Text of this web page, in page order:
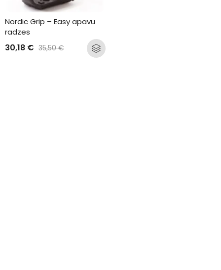
Nordic Grip – Easy apavu
radzes
30,18 € 35,50€